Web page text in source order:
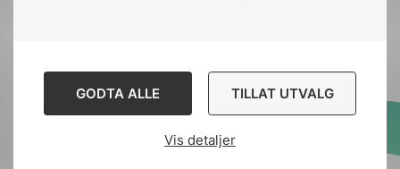
GODTA ALLE TILLAT UTVALG
Vis detaljer
Designed and developed